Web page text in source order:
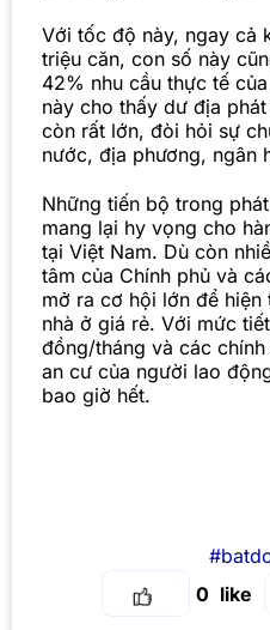
Với tốc độ này, ngay cả
triệu căn, con số này
42% nhu cầu thực tế
này cho thấy dư địa
còn rất lớn, đòi hỏi sự
nước, địa phương, ngân
Những tiến bộ trong
mang lại hy vọng cho
tại Việt Nam. Dù còn
tâm của Chính phủ và
mở ra cơ hội lớn để
nhà ở giá rẻ. Với mức
đồng/tháng và các
an cư của người lao
bao giờ hết.
0